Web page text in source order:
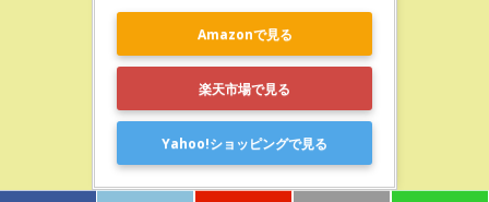
Amazonで見る
楽天市場で見る
Yahoo!ショッピングで見る